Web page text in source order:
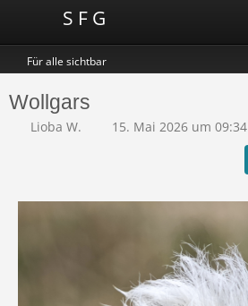
S F G
Für alle sichtbar
Wollgars
Lioba W. 15. Mai 2026 um 09:34